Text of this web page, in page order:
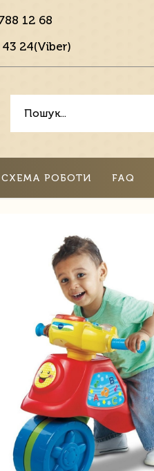
12 68
24(Viber)
СХЕМА РОБОТИ FAQ